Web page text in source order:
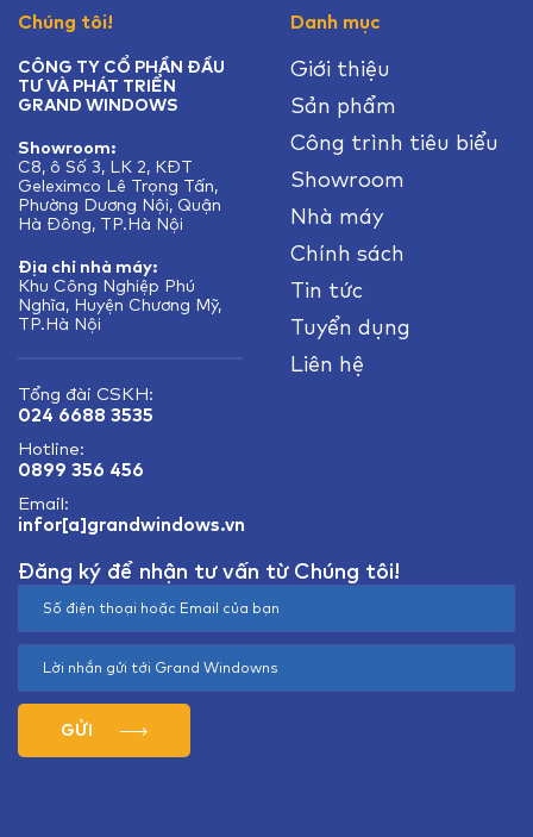
Chúng tôi!
CÔNG TY CỔ PHẦN ĐẦU
TƯ VÀ PHÁT TRIỂN
GRAND WINDOWS
Showroom:
C8, ô Số 3, LK 2, KĐT
Geleximco Lê Trọng Tấn,
Phường Dương Nội, Quận
Hà Đông, TP.Hà Nội
Địa chỉ nhà máy:
Khu Công Nghiệp Phú
Nghĩa, Huyện Chương Mỹ,
TP.Hà Nội
Tổng đài CSKH:
024 6688 3535
Hotline:
0899 356 456
Email:
infor[a]grandwindows.vn
Danh mục
Giới thiệu
Sản phẩm
Công trình tiêu biểu
Showroom
Nhà máy
Chính sách
Tin tức
Tuyển dụng
Liên hệ
Đăng ký để nhận tư vấn từ Chúng tôi!
GỬI